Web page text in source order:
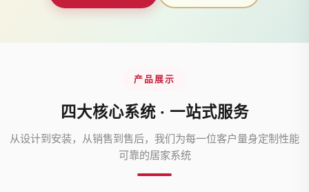
产品展示
四大核心系统 · 一站式服务
从设计到安装，从销售到售后，我们为每一位客户量身定制性能
可靠的居家系统